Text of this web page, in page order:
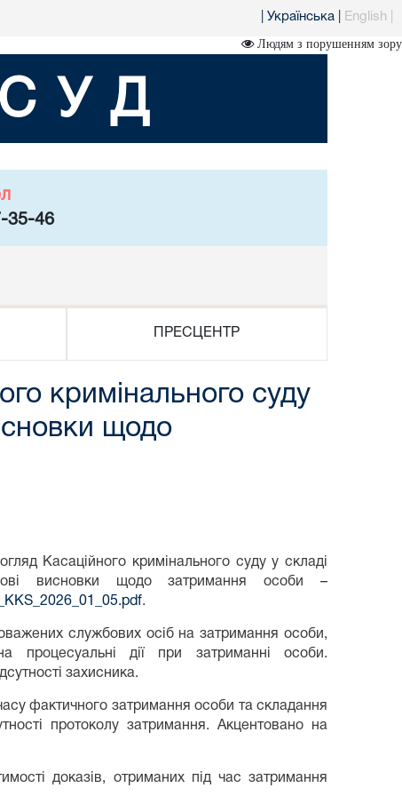
Українська English
Людям з порушенням зору
35-46
ПРЕСЦЕНТР
кримінального суду
щодо
Касаційного кримінального суду у складі
висновки щодо затримання особи –
.
службових осіб на затримання особи,
процесуальні дії при затриманні особи.
захисника.
фактичного затримання особи та складання
протоколу затримання. Акцентовано на
доказів, отриманих під час затримання